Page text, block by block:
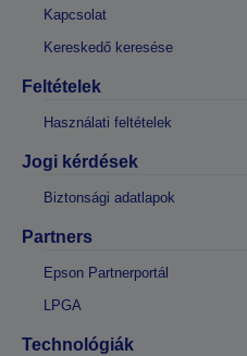
Kapcsolat
Kereskedő keresése
Feltételek
Használati feltételek
Jogi kérdések
Biztonsági adatlapok
Partners
Epson Partnerportál
LPGA
Technológiák